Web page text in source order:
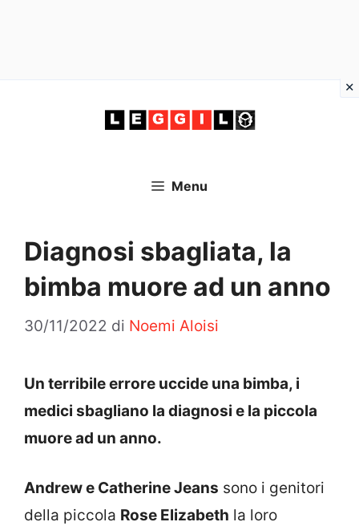
Menu
Diagnosi sbagliata, la
bimba muore ad un anno
30/11/2022 di Noemi Aloisi
Un terribile errore uccide una bimba, i
medici sbagliano la diagnosi e la piccola
muore ad un anno.
Andrew e Catherine Jeans sono i genitori
della piccola Rose Elizabeth la loro